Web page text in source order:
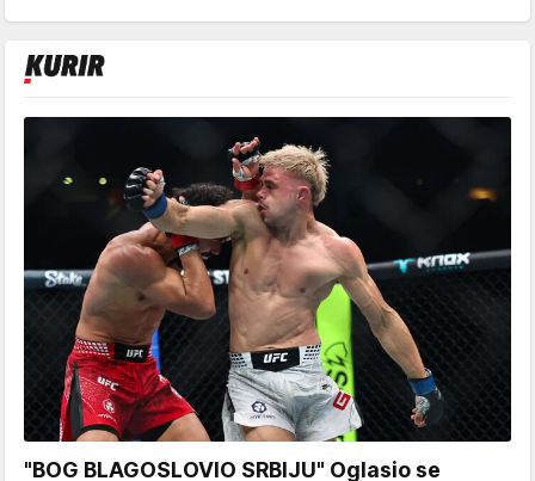
"BOG BLAGOSLOVIO SRBIJU" Oglasio se